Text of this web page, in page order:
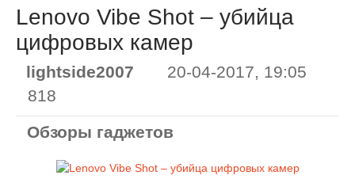
Lenovo Vibe Shot – убийца
цифровых камер
lightside2007
20-04-2017, 19:05
818
Обзоры гаджетов